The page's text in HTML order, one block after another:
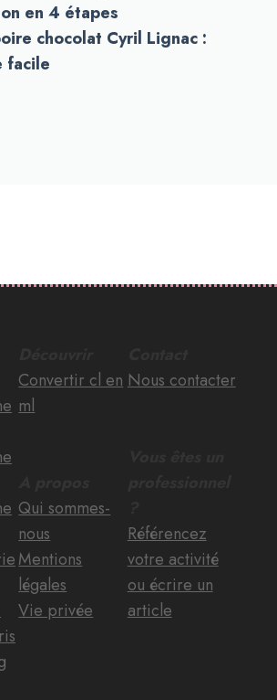
en 4 étapes
chocolat Cyril Lignac :
facile
Convertir cl en
ml
Qui sommes-
nous
Mentions
légales
Vie privée
Nous contacter
Référencez
votre activité
ou écrire un
article